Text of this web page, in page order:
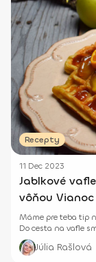
Recepty
11 Dec 2023
Jablkové
vôňou Vianoc
Máme pre teba tip
Do cesta na vafle
správnu vôňu aj
Júlia Rašlová